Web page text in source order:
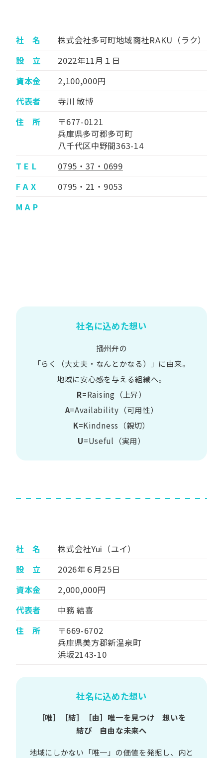
社 名
株式会社多可町地域商社RAKU（ラク）
設 立
2022年11月１日
資本金
2,100,000円
代表者
寺川 敏博
住 所
〒677-0121
兵庫県多可郡多可町
八千代区中野間363-14
T E L
0795・37・0699
F A X
0795・21・9053
M A P
社名に込めた想い
播州弁の
​「らく​（大丈夫・なんとかなる）」に​由来。
地域に​安心感を​与える​組織へ。
R=Raising（上昇）
A=Availability​（可用性）
K=Kindness​（親切）
U=Useful​（実用）​
社 名
株式会社Yui（ユイ）
設 立
2026年６月25日
資本金
2,000,000円
代表者
中務 結喜
住 所
〒669-6702
兵庫県美方郡新温泉町
浜坂2143-10
社名に込めた想い
［唯］​［結］​［由］ 唯一を​見つけ 想いを​
結び 自由な​未来へ
地域に​しかない​「唯一」の​価値を​発掘し、 内と​